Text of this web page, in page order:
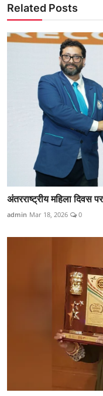
Related Posts
अंतरराष्ट्रीय महिला
admin Mar 18, 2026 0